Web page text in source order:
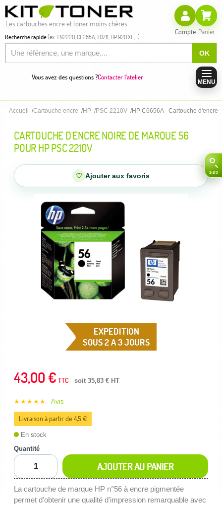
Les cartouches encre et toner moins chères
Recherche rapide(ex: TN2220, CE285A, T0711, HP 920 XL,...)
OK
Compte Panier
Vous avez des questions ?Contacter l'atelier
MENU
Accueil Cartouche encre HP PSC 2210V HP C6656A - Cartouche d'encre
CARTOUCHE D'ENCRE NOIRE DE MARQUE 56
POUR HP PSC 2210V
♡ Ajouter aux favoris
EXPEDITION
SOUS 2 A 3 JOURS
43,00 € TTC soit 35,83 € HT
★★★★★ Avis
Livraison à partir de 4,5 €
En stock
Quantité
AJOUTER AU PANIER
La cartouche de marque HP n°56 à encre pigmentée
permet d'obtenir une qualité d'impression remarquable avec